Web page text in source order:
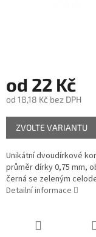
od 22 Kč
od 18,18 Kč bez DPH
Měrná
cena:
ZVOLTE VARIANTU
Unikátní dvoudírkové
průměr dírky 0,75 mm,
černá se zeleným
Detailní informace